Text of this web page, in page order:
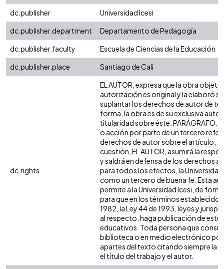
dc.publisher
Universidad Icesi
dc.publisher.department
Departamento de Pedagogía
dc.publisher.faculty
Escuela de Ciencias de la Educación
dc.publisher.place
Santiago de Cali
dc.rights
EL AUTOR, expresa que la obra
autorización es original y la elaboró
suplantar los derechos de autor de
forma, la obra es de su exclusiva
titularidad sobre éste. PARÁGRAFO:
o acción por parte de un tercero
derechos de autor sobre el artículo,
cuestión, EL AUTOR, asumirá la
y saldrá en defensa de los derechos
para todos los efectos, la Universidad
como un tercero de buena fe. Esta
permite a la Universidad Icesi, de
para que en los términos establecidos
1982, la Ley 44 de 1993, leyes y
al respecto, haga publicación de este
educativos. Toda persona que
biblioteca o en medio electrónico
apartes del texto citando siempre la
el título del trabajo y el autor.